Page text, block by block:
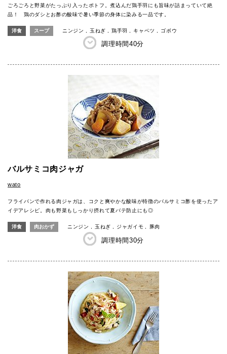
ごろごろと野菜がたっぷり入ったポトフ。煮込んだ鶏手羽にも旨味が詰まっていて絶
品！ 鶏のダシとお酢の酸味で暑い季節の身体に染みる一品です。
洋食 スープ ニンジン 玉ねぎ 鶏手羽 キャベツ ゴボウ
調理時間40分
バルサミコ肉ジャガ
wato
フライパンで作れる肉ジャガは、コクと爽やかな酸味が特徴のバルサミコ酢を使ったア
イデアレシピ。肉も野菜もしっかり摂れて夏バテ防止にも◎
洋食 肉おかず ニンジン 玉ねぎ ジャガイモ 豚肉
調理時間30分